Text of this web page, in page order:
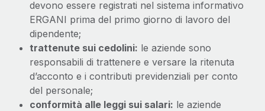
devono essere registrati nel sistema informativo
ERGANI prima del primo giorno di lavoro del
dipendente;
trattenute sui cedolini: le aziende sono
responsabili di trattenere e versare la ritenuta
d’acconto e i contributi previdenziali per conto
del personale;
conformità alle leggi sui salari: le aziende